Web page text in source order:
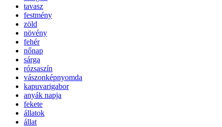
tavasz
festmény
zöld
növény
fehér
nőnap
sárga
rózsaszín
vászonképnyomda
kapuvarigabor
anyák napja
fekete
állatok
állat